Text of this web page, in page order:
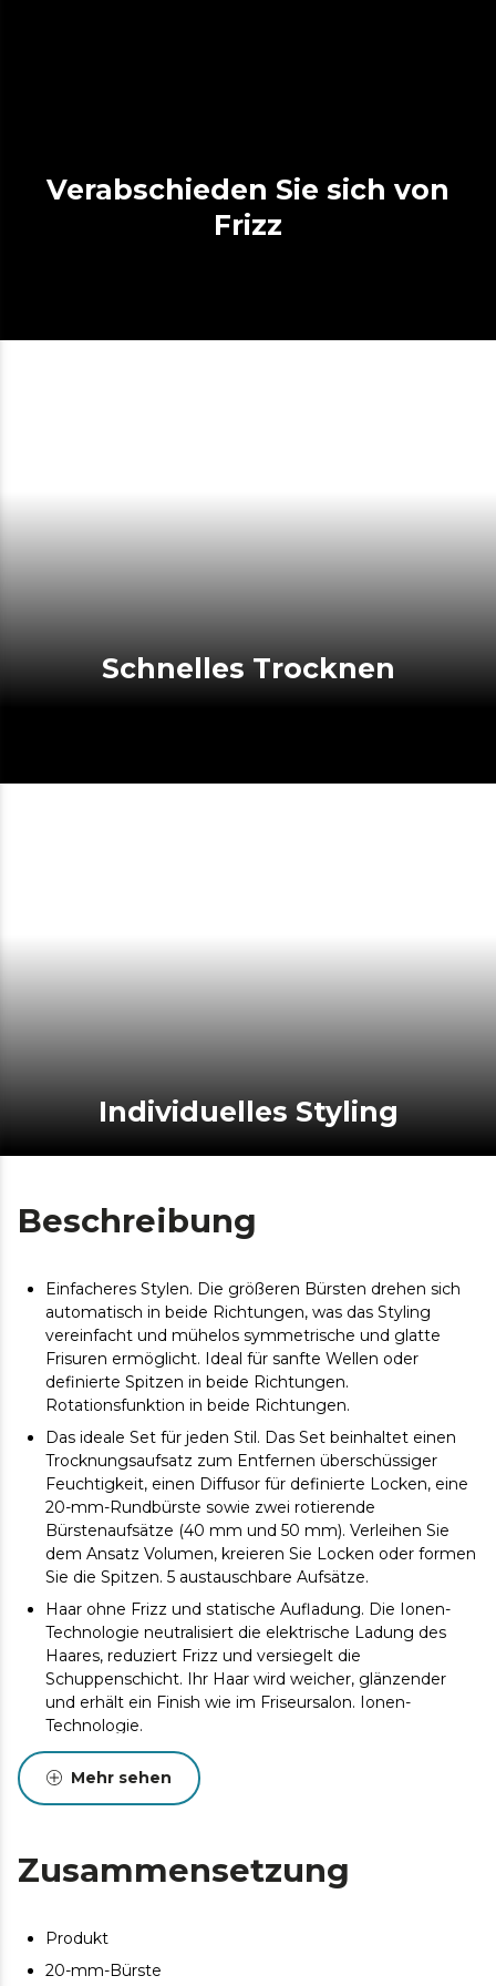
Verabschieden Sie sich von
Frizz
Schnelles Trocknen
Individuelles Styling
Beschreibung
Einfacheres Stylen. Die größeren Bürsten drehen sich
automatisch in beide Richtungen, was das Styling
vereinfacht und mühelos symmetrische und glatte
Frisuren ermöglicht. Ideal für sanfte Wellen oder
definierte Spitzen in beide Richtungen.
Rotationsfunktion in beide Richtungen.
Das ideale Set für jeden Stil. Das Set beinhaltet einen
Trocknungsaufsatz zum Entfernen überschüssiger
Feuchtigkeit, einen Diffusor für definierte Locken, eine
20-mm-Rundbürste sowie zwei rotierende
Bürstenaufsätze (40 mm und 50 mm). Verleihen Sie
dem Ansatz Volumen, kreieren Sie Locken oder formen
Sie die Spitzen. 5 austauschbare Aufsätze.
Haar ohne Frizz und statische Aufladung. Die Ionen-
Technologie neutralisiert die elektrische Ladung des
Haares, reduziert Frizz und versiegelt die
Schuppenschicht. Ihr Haar wird weicher, glänzender
und erhält ein Finish wie im Friseursalon. Ionen-
Technologie.
Totale Vielseitigkeit: trocknen, locken, stylen und
voluminös machen. Mit nur einem Gerät können Sie Ihr
Haar trocknen, natürliche Locken kreieren, die Spitzen
Gerät zu wechseln. 4 Funktionen in 1.
mit Keramik beschichtet, um die Wärme gleichmäßig
und die Haarstruktur zu schonen.
Mehr sehen
Zusammensetzung
Produkt
20-mm-Bürste